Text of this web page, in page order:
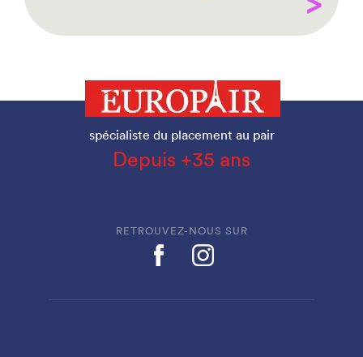
spécialiste du placement au pair
Depuis +35 ans
RETROUVEZ-NOUS SUR